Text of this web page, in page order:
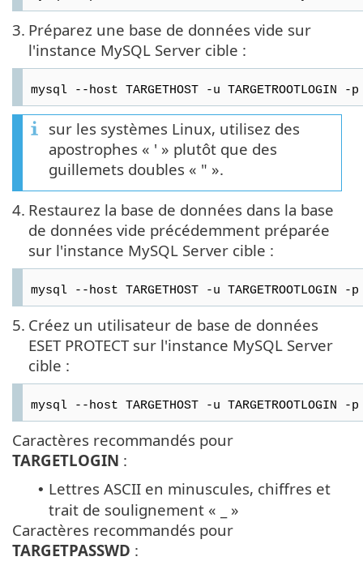
3. Préparez une base de données vide sur
l'instance MySQL Server cible :
mysql --host TARGETHOST -u TARGETROOTLOGIN
sur les systèmes Linux, utilisez des
apostrophes « ' » plutôt que des
guillemets doubles « " ».
4. Restaurez la base de données dans la base
de données vide précédemment préparée
sur l'instance MySQL Server cible :
mysql --host TARGETHOST -u TARGETROOTLOGIN -p
5. Créez un utilisateur de base de données
ESET PROTECT sur l'instance MySQL Server
cible :
mysql --host TARGETHOST -u TARGETROOTLOGIN -
Caractères recommandés pour
TARGETLOGIN :
• Lettres ASCII en minuscules, chiffres et
trait de soulignement « _ »
Caractères recommandés pour
TARGETPASSWD :